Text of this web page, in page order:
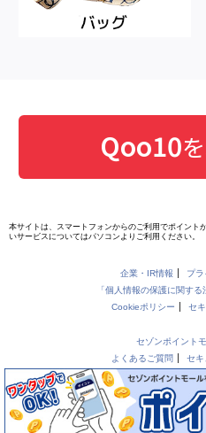
Qoo10
本サイトは、スマートフォンからのご利用でポイント
いサービスについてはパソコンよりご利用ください。
企業・IR情報
プ
「個人情報の保護に関す
Cookieポリシー
セ
セゾンポイント
よくあるご質問
セキ
セゾンポイントモールに出